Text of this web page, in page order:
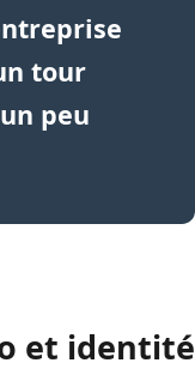
tour
peu
et identité